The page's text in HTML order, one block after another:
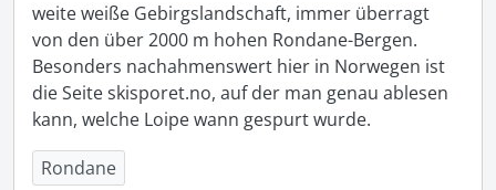
weite weiße Gebirgslandschaft, immer überragt
von den über 2000 m hohen Rondane-Bergen.
Besonders nachahmenswert hier in Norwegen ist
die Seite skisporet.no, auf der man genau ablesen
kann, welche Loipe wann gespurt wurde.
Rondane